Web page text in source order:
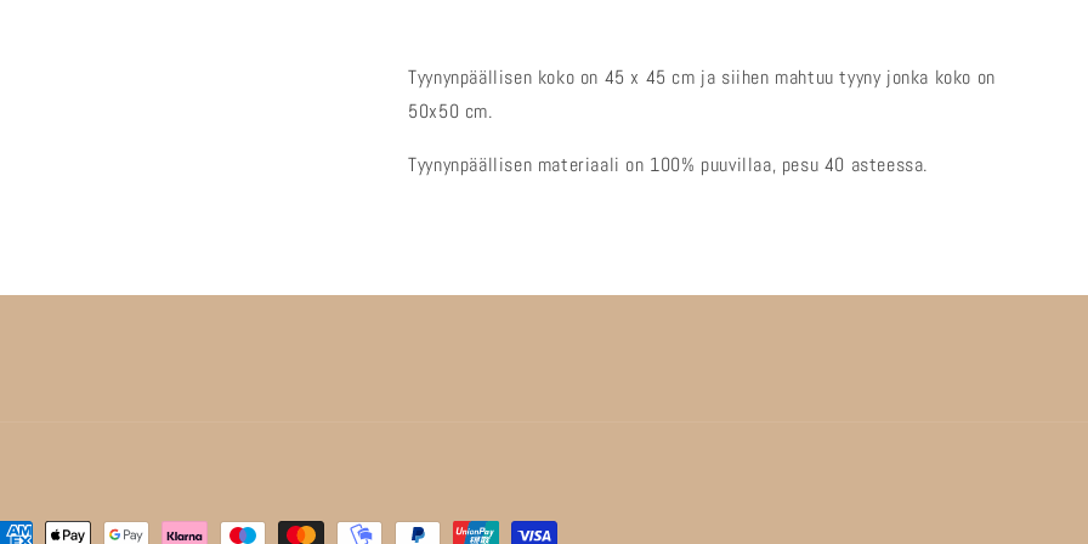
Tyynynpäällisen koko on 45 x 45 cm ja siihen mahtuu tyyny jonka koko on
50x50 cm.
Tyynynpäällisen materiaali on 100% puuvillaa, pesu 40 asteessa.